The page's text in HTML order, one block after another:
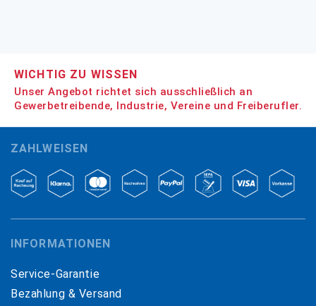
WICHTIG ZU WISSEN
Unser Angebot richtet sich ausschließlich an
Gewerbetreibende, Industrie, Vereine und Freiberufler.
ZAHLWEISEN
INFORMATIONEN
Service-Garantie
Bezahlung & Versand